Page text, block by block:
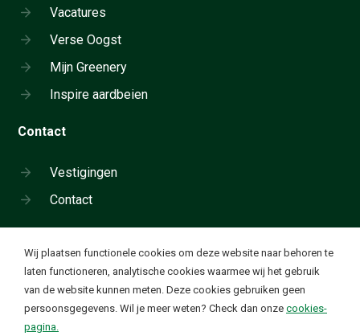
Vacatures
Verse Oogst
Mijn Greenery
Inspire aardbeien
Contact
Vestigingen
Contact
Neem telefonisch contact op:
+31 180 655 911
Wij plaatsen functionele cookies om deze website naar behoren te
laten functioneren, analytische cookies waarmee wij het gebruik
van de website kunnen meten. Deze cookies gebruiken geen
persoonsgegevens. Wil je meer weten? Check dan onze cookies-
pagina.
Cookie instellingen
✔
Ik wil functionele en analytische cookies. Deze cookies
worden geplaatst om onze website goed te laten
functioneren en om bezoekstatistieken te verzamelen op